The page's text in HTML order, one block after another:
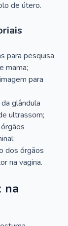
de útero.
para pesquisa
mama;
para
glândula
ultrassom;
dos órgãos
na vagina.
na